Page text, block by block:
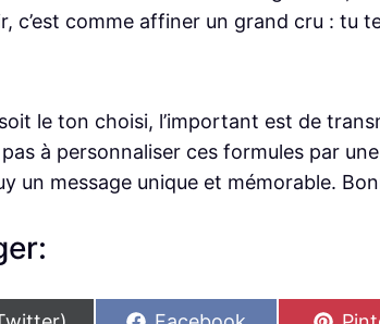
c’est comme affiner un grand cru : tu
le ton choisi, l’important est de
pas à personnaliser ces formules par
un message unique et mémorable.